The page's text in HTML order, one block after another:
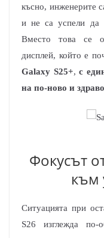
късно, инженерите
и не са успели да
Вместо това се
дисплей, който е
Galaxy S25+, с
на по-ново и
Фокусът
към
Ситуацията при
S26 изглежда по-